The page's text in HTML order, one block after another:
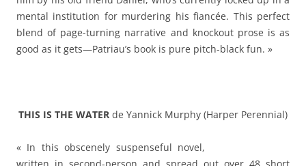
mental institution for murdering his fiancée. This perfect
blend of page-turning narrative and knockout prose is as
good as it gets—Patriau’s book is pure pitch-black fun. »
THIS IS THE WATER de Yannick Murphy (Harper Perennial)
« In this obscenely suspenseful novel,